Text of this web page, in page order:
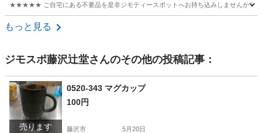
★★★★★ ご自宅にある不要品を是非ジモティースポットへお持ち込みしませんか？
神奈川 川崎市
もっと見る
ジモスポ藤沢辻堂さんのその他の投稿記事：
売ります
0520-343 マグカップ
100円
藤沢市 5月20日